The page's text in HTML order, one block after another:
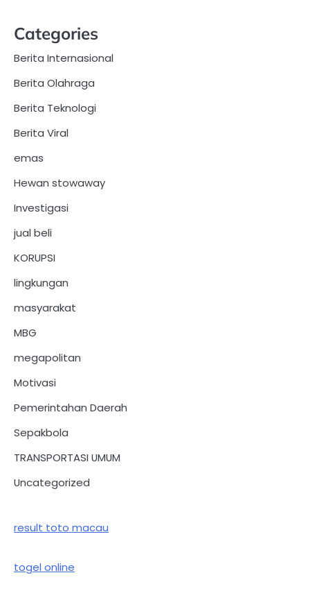
Categories
Berita Internasional
Berita Olahraga
Berita Teknologi
Berita Viral
emas
Hewan stowaway
Investigasi
jual beli
KORUPSI
lingkungan
masyarakat
MBG
megapolitan
Motivasi
Pemerintahan Daerah
Sepakbola
TRANSPORTASI UMUM
Uncategorized
result toto macau
togel online